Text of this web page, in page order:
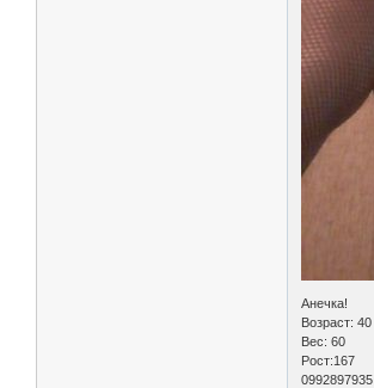
Анечка!
Возраст: 40
Вес: 60
Рост:167
0992897935